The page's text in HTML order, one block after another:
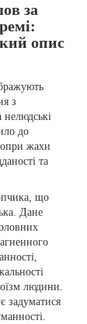
за
опис
з
нелюдські
до
жахи
та
що
Дане
людини.
задуматися